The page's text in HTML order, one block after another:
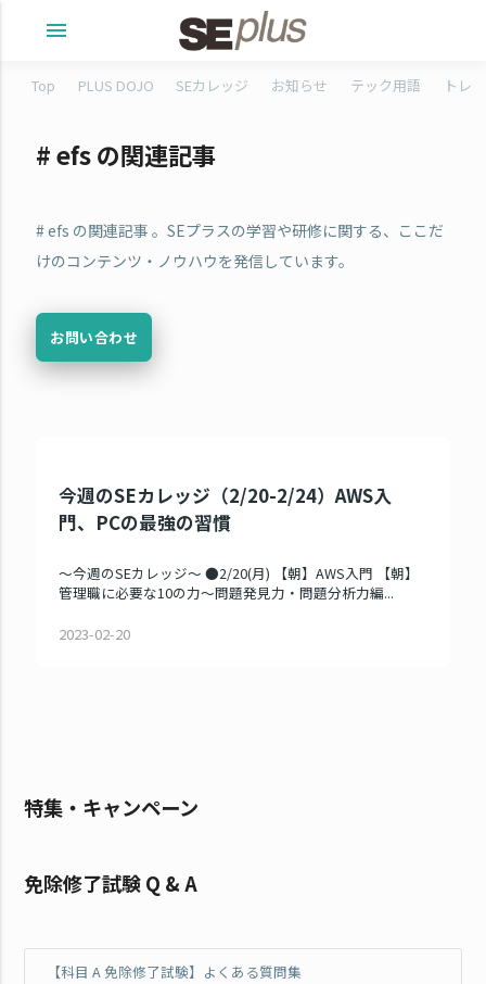
menu
Top PLUS DOJO SEカレッジ お知らせ テック用語 トレ
# efs の関連記事
# efs の関連記事 。SEプラスの学習や研修に関する、ここだ
けのコンテンツ・ノウハウを発信しています。
お問い合わせ
今週のSEカレッジ（2/20-2/24）AWS入
門、PCの最強の習慣
～今週のSEカレッジ～ ●2/20(月) 【朝】AWS入門 【朝】
管理職に必要な10の力～問題発見力・問題分析力編...
2023-02-20
特集・キャンペーン
免除修了試験 Q & A
【科目 A 免除修了試験】よくある質問集